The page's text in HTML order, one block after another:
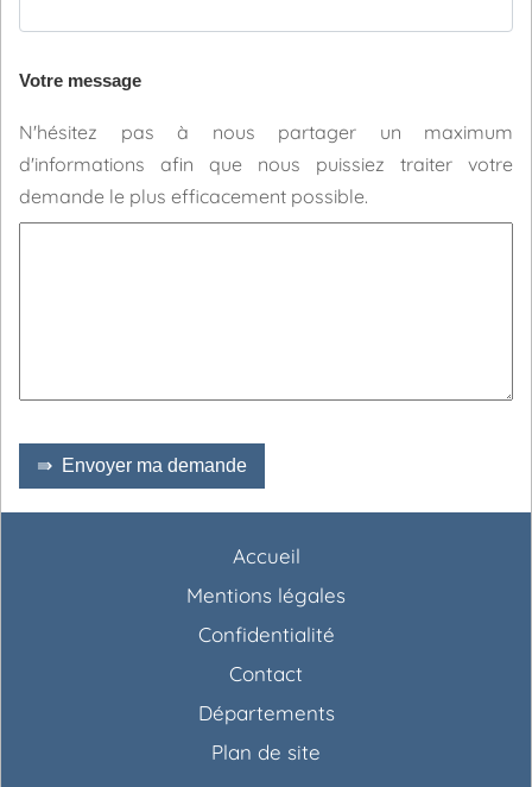
Votre message
N'hésitez pas à nous partager un maximum
d'informations afin que nous puissiez traiter votre
demande le plus efficacement possible.
⇛ Envoyer ma demande
Accueil
Mentions légales
Confidentialité
Contact
Départements
Plan de site